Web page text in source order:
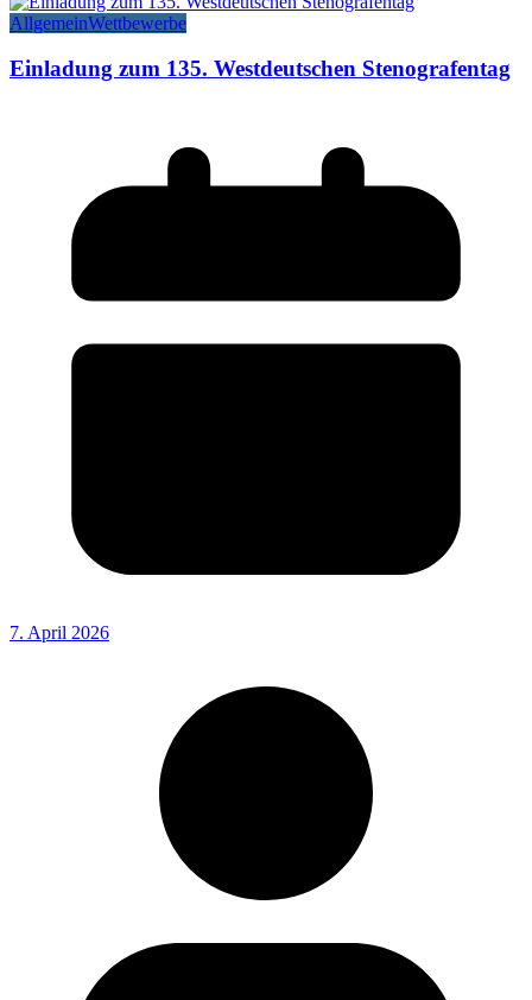
AllgemeinWettbewerbe
Einladung zum 135. Westdeutschen Stenografentag
7. April 2026